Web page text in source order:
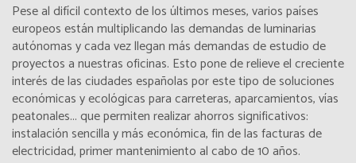
Pese al difícil contexto de los últimos meses, varios países
europeos están multiplicando las demandas de luminarias
autónomas y cada vez llegan más demandas de estudio de
proyectos a nuestras oficinas. Esto pone de relieve el creciente
interés de las ciudades españolas por este tipo de soluciones
económicas y ecológicas para carreteras, aparcamientos, vías
peatonales... que permiten realizar ahorros significativos:
instalación sencilla y más económica, fin de las facturas de
electricidad, primer mantenimiento al cabo de 10 años.